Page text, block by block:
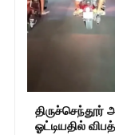
திருச்செந்தூர்
ஓட்டியதில்